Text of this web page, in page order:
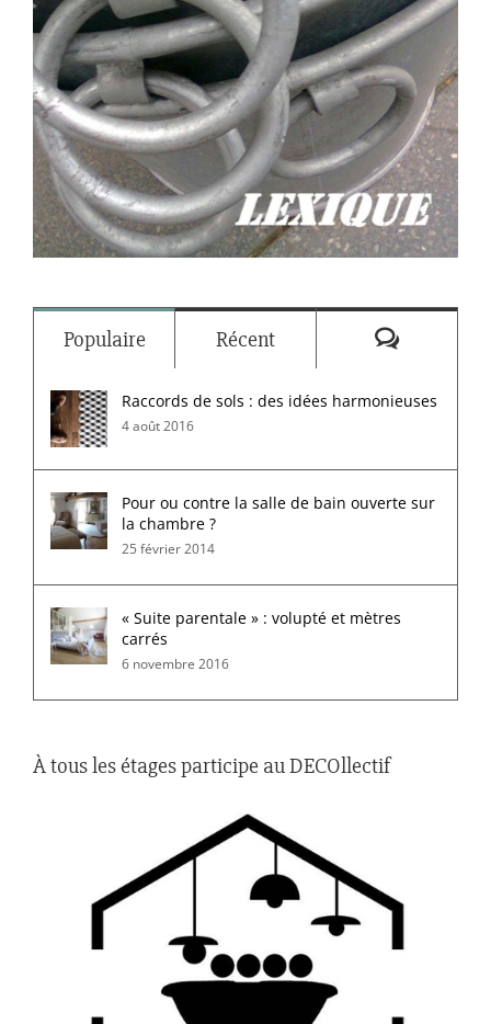
Populaire Récent
Raccords de sols : des idées harmonieuses
4 août 2016
Pour ou contre la salle de bain ouverte sur
la chambre ?
25 février 2014
« Suite parentale » : volupté et mètres
carrés
6 novembre 2016
À tous les étages participe au DECOllectif